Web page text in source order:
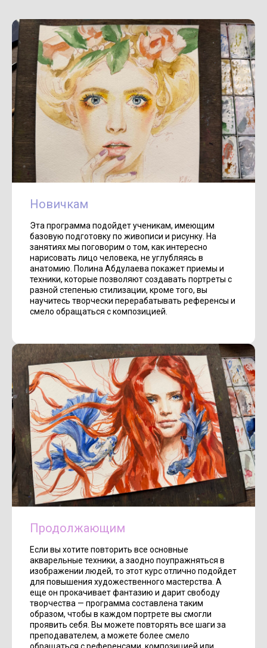
Новичкам
Эта программа подойдет ученикам, имеющим
базовую подготовку по живописи и рисунку. На
занятиях мы поговорим о том, как интересно
нарисовать лицо человека, не углубляясь в
анатомию. Полина Абдулаева покажет приемы и
техники, которые позволяют создавать портреты с
разной степенью стилизации, кроме того, вы
научитесь творчески перерабатывать референсы и
смело обращаться с композицией.
Продолжающим
Если вы хотите повторить все основные
акварельные техники, а заодно поупражняться в
изображении людей, то этот курс отлично подойдет
для повышения художественного мастерства. А
еще он прокачивает фантазию и дарит свободу
творчества — программа составлена таким
образом, чтобы в каждом портрете вы смогли
проявить себя. Вы можете повторять все шаги за
преподавателем, а можете более смело